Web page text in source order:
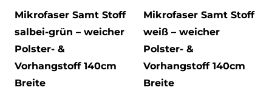
Mikrofaser Samt Stoff
salbei-grün – weicher
Polster- &
Vorhangstoff 140cm
Breite
Mikrofaser Samt Stoff
weiß – weicher
Polster- &
Vorhangstoff 140cm
Breite